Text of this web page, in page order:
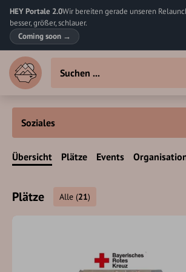
HEY Portale 2.0Wir bereiten gerade unseren
besser, größer, schlauer.
Coming soon →
Soziales
Übersicht Plätze Events
Plätze Alle (21)